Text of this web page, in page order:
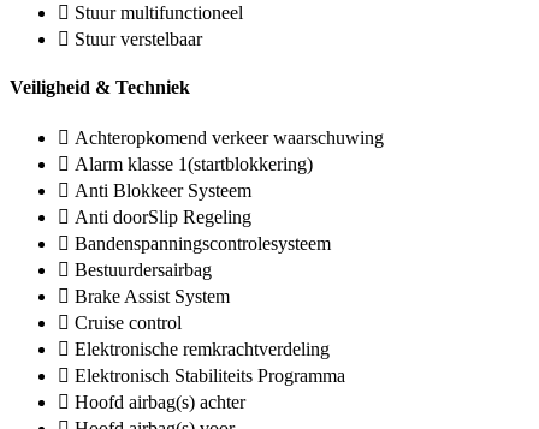
Stuur multifunctioneel
Stuur verstelbaar
Veiligheid & Techniek
Achteropkomend verkeer waarschuwing
Alarm klasse 1(startblokkering)
Anti Blokkeer Systeem
Anti doorSlip Regeling
Bandenspanningscontrolesysteem
Bestuurdersairbag
Brake Assist System
Cruise control
Elektronische remkrachtverdeling
Elektronisch Stabiliteits Programma
Hoofd airbag(s) achter